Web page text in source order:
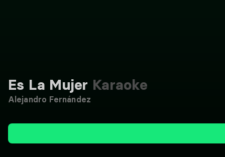
Es La Mujer Karaoke
Alejandro Fernández